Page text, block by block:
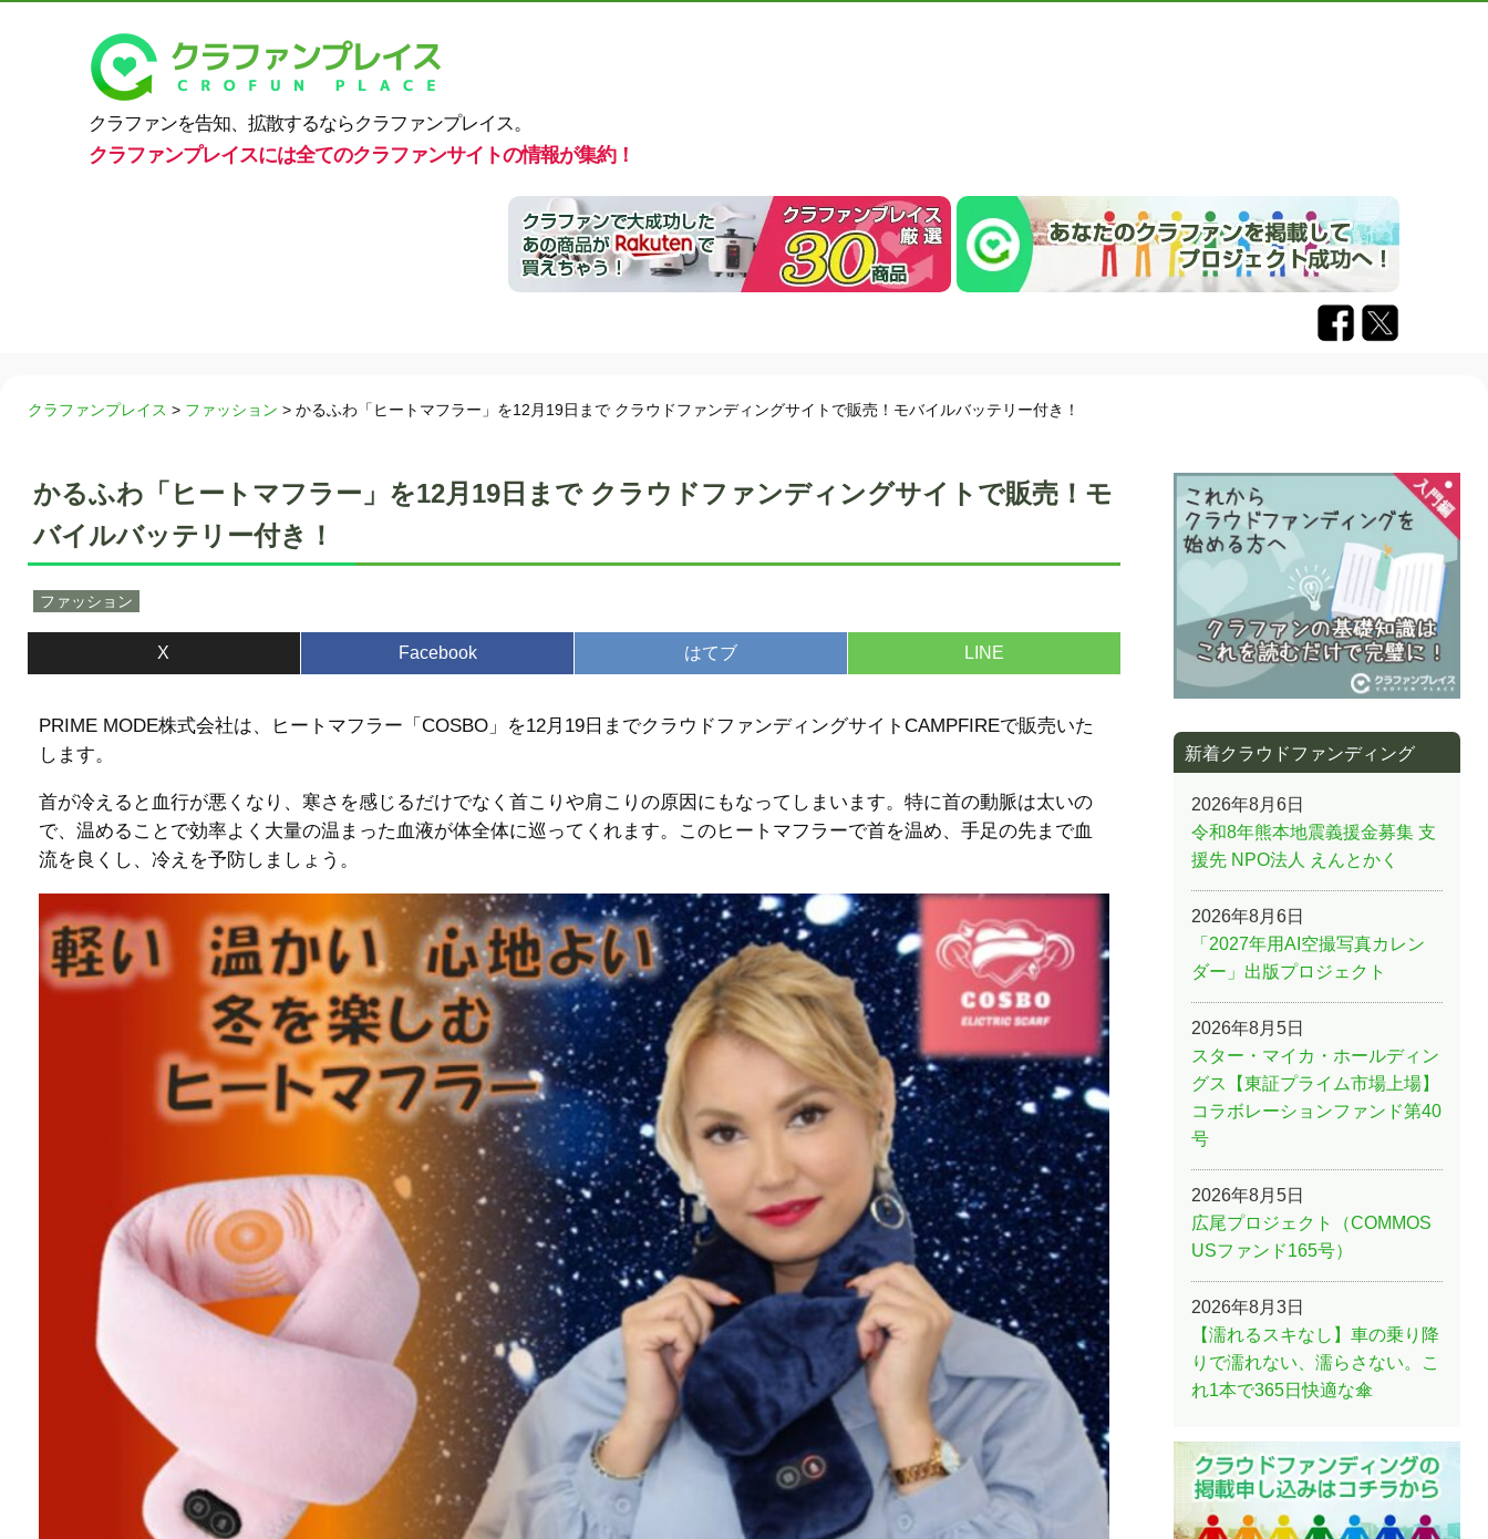
クラファンを告知、拡散するならクラファンプレイス。
クラファンプレイスには全てのクラファンサイトの情報が集約！
クラファンプレイス > ファッション > かるふわ「ヒートマフラー」を12月19日まで クラウドファンディングサイトで販売！モバイルバッテリー付き！
かるふわ「ヒートマフラー」を12月19日まで クラウドファンディングサイトで販売！モ
バイルバッテリー付き！
ファッション
X Facebook はてブ LINE
PRIME MODE株式会社は、ヒートマフラー「COSBO」を12月19日までクラウドファンディングサイトCAMPFIREで販売いた
します。
首が冷えると血行が悪くなり、寒さを感じるだけでなく首こりや肩こりの原因にもなってしまいます。特に首の動脈は太いの
で、温めることで効率よく大量の温まった血液が体全体に巡ってくれます。このヒートマフラーで首を温め、手足の先まで血
流を良くし、冷えを予防しましょう。
新着クラウドファンディング
2026年8月6日
令和8年熊本地震義援金募集 支
援先 NPO法人 えんとかく
2026年8月6日
「2027年用AI空撮写真カレン
ダー」出版プロジェクト
2026年8月5日
スター・マイカ・ホールディン
グス【東証プライム市場上場】
コラボレーションファンド第40
号
2026年8月5日
広尾プロジェクト（COMMOS
USファンド165号）
2026年8月3日
【濡れるスキなし】車の乗り降
りで濡れない、濡らさない。こ
れ1本で365日快適な傘